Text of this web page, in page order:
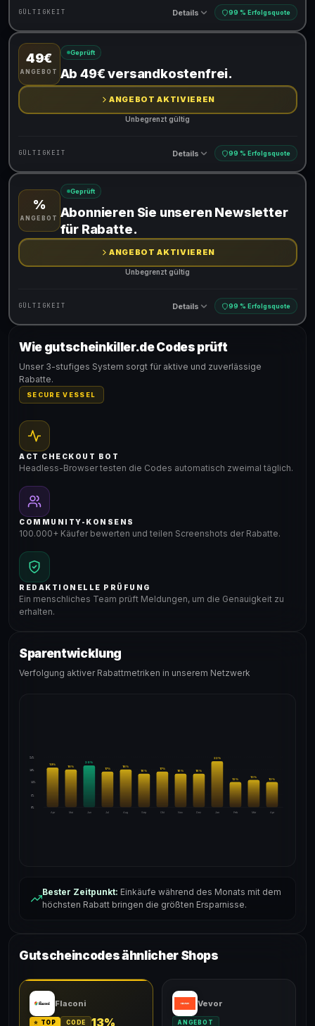
GÜLTIGKEIT Details 99 % Erfolgsquote
Gültig für teilnehmende Produkte
49€
ANGEBOT
Geprüft
Ab 49€ versandkostenfrei.
ANGEBOT AKTIVIEREN
Unbegrenzt gültig
GÜLTIGKEIT Details 99 % Erfolgsquote
Gültig für teilnehmende Produkte
%
ANGEBOT
Geprüft
Abonnieren Sie unseren Newsletter
für Rabatte.
ANGEBOT AKTIVIEREN
Unbegrenzt gültig
GÜLTIGKEIT Details 99 % Erfolgsquote
Gültig für teilnehmende Produkte
Wie gutscheinkiller.de Codes prüft
Unser 3-stufiges System sorgt für aktive und zuverlässige
Rabatte.
SECURE VESSEL
ACT CHECKOUT BOT
Headless-Browser testen die Codes automatisch zweimal täglich.
COMMUNITY-KONSENS
100.000+ Käufer bewerten und teilen Screenshots der Rabatte.
REDAKTIONELLE PRÜFUNG
Ein menschliches Team prüft Meldungen, um die Genauigkeit zu
erhalten.
Sparentwicklung
Verfolgung aktiver Rabattmetriken in unserem Netzwerk
24%
18%
12%
6%
0%
Apr
19%
Mai
18%
Jun
20%
Jul
17%
Aug
18%
Sep
16%
Okt
17%
Nov
16%
Dez
16%
Jan
22%
Feb
12%
Mär
13%
Apr
12%
Bester Zeitpunkt: Einkäufe während des Monats mit dem
höchsten Rabatt bringen die größten Ersparnisse.
Gutscheincodes ähnlicher Shops
Flaconi
⭐ TOP CODE 13%
Vevor
ANGEBOT